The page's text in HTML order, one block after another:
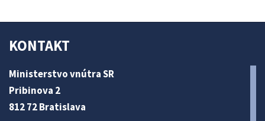
KONTAKT
Ministerstvo vnútra SR
Pribinova 2
812 72 Bratislava